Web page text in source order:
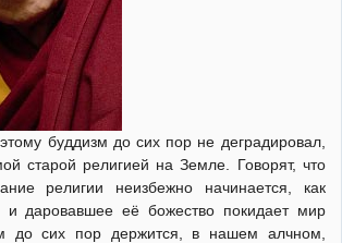
буддизм до сих пор не деградировал,
старой религией на Земле. Говорят, что
религии неизбежно начинается, как
и даровавшее её божество покидает мир
до сих пор держится, в нашем алчном,